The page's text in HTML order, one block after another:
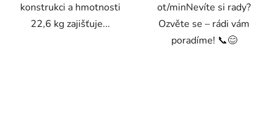
konstrukci a hmotnosti
22,6 kg zajišťuje...
ot/minNevíte si rady?
Ozvěte se – rádi vám
poradíme! 📞😊